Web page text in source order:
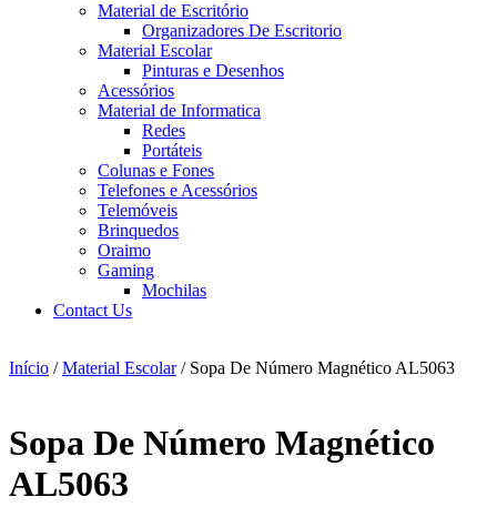
Material de Escritório
Organizadores De Escritorio
Material Escolar
Pinturas e Desenhos
Acessórios
Material de Informatica
Redes
Portáteis
Colunas e Fones
Telefones e Acessórios
Telemóveis
Brinquedos
Oraimo
Gaming
Mochilas
Contact Us
Início /Material Escolar/ Sopa De Número Magnético AL5063
Sopa De Número Magnético
AL5063